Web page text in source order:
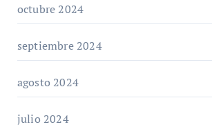
octubre 2024
septiembre 2024
agosto 2024
julio 2024